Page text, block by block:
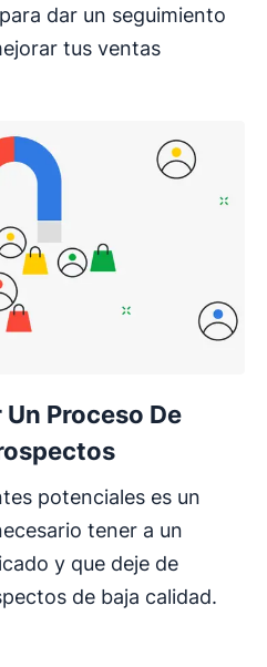
dar un seguimiento
tus ventas
Proceso De
potenciales es un
tener a un
y que deje de
de baja calidad.